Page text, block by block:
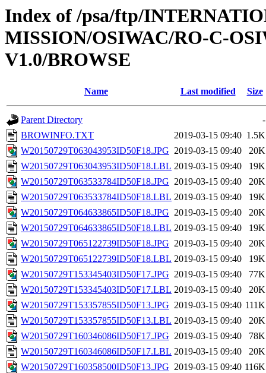
Index of /psa/ftp/
MISSION/OSIWAC/RO-C-
V1.0/BROWSE
Name Last modified Size
Parent Directory
-
BROWINFO.TXT
2019-03-15 09:40 1.5K
W20150729T063043953ID50F18.JPG 2019-03-15 09:40
20K
W20150729T063043953ID50F18.LBL 2019-03-15 09:40
19K
W20150729T063533784ID50F18.JPG 2019-03-15 09:40
20K
W20150729T063533784ID50F18.LBL 2019-03-15 09:40
19K
W20150729T064633865ID50F18.JPG 2019-03-15 09:40
20K
W20150729T064633865ID50F18.LBL 2019-03-15 09:40
19K
W20150729T065122739ID50F18.JPG 2019-03-15 09:40
20K
W20150729T065122739ID50F18.LBL 2019-03-15 09:40
19K
W20150729T153345403ID50F17.JPG 2019-03-15 09:40
77K
W20150729T153345403ID50F17.LBL 2019-03-15 09:40
20K
W20150729T153357855ID50F13.JPG 2019-03-15 09:40 111K
W20150729T153357855ID50F13.LBL 2019-03-15 09:40
20K
W20150729T160346086ID50F17.JPG 2019-03-15 09:40
78K
W20150729T160346086ID50F17.LBL 2019-03-15 09:40
20K
W20150729T160358500ID50F13.JPG 2019-03-15 09:40 116K